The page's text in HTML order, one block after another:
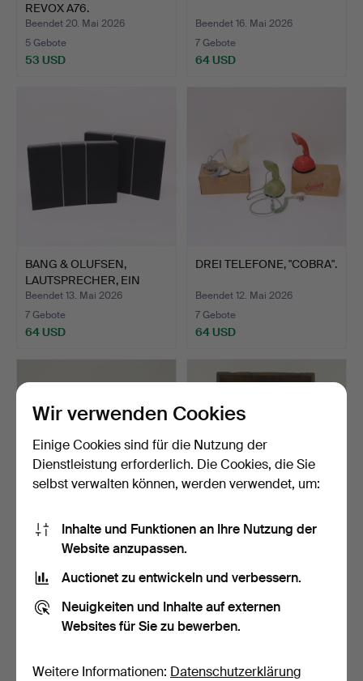
REVOX A76.
Beendet 20. Mai 2026
5 Gebote
53 USD
Beendet 16. Mai 2026
7 Gebote
64 USD
BANG & OLUFSEN,
LAUTSPRECHER, EIN
PAAR, RE…
Beendet 13. Mai 2026
7 Gebote
64 USD
DREI TELEFONE, "COBRA".
Beendet 12. Mai 2026
7 Gebote
64 USD
RADIO, LOEWE OPTA.
1 Gebot
32 USD
FELDTELEFON, L.M.
59 USD
Wir verwenden Cookies
Einige Cookies sind für die Nutzung der
Dienstleistung erforderlich. Die Cookies, die Sie
selbst verwalten können, werden verwendet, um:
Inhalte und Funktionen an Ihre Nutzung der
Website anzupassen.
Auctionet zu entwickeln und verbessern.
Neuigkeiten und Inhalte auf externen
Websites für Sie zu bewerben.
Weitere Informationen: Datenschutzerklärung